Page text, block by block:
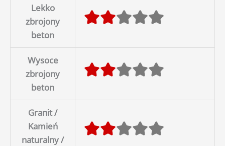
Lekko
zbrojony
beton
Wysoce
zbrojony
beton
Granit /
Kamień
naturalny /